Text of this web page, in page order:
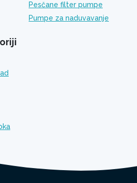
Pesčane filter pumpe
Pumpe za naduvavanje